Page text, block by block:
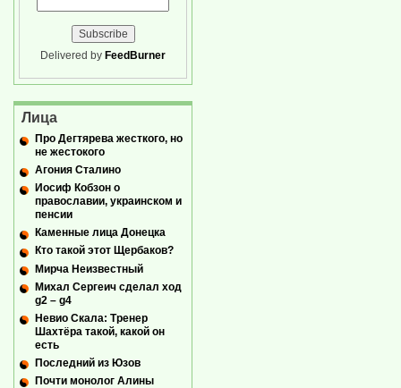
Delivered by FeedBurner
Лица
Про Дегтярева жесткого, но
не жестокого
Агония Сталино
Иосиф Кобзон о
православии, украинском и
пенсии
Каменные лица Донецка
Кто такой этот Щербаков?
Мирча Неизвестный
Михал Сергеич сделал ход
g2 – g4
Невио Скала: Тренер
Шахтёра такой, какой он
есть
Последний из Юзов
Почти монолог Алины